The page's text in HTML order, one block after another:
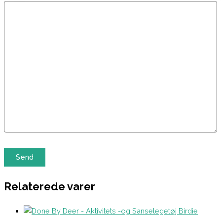
Relaterede varer